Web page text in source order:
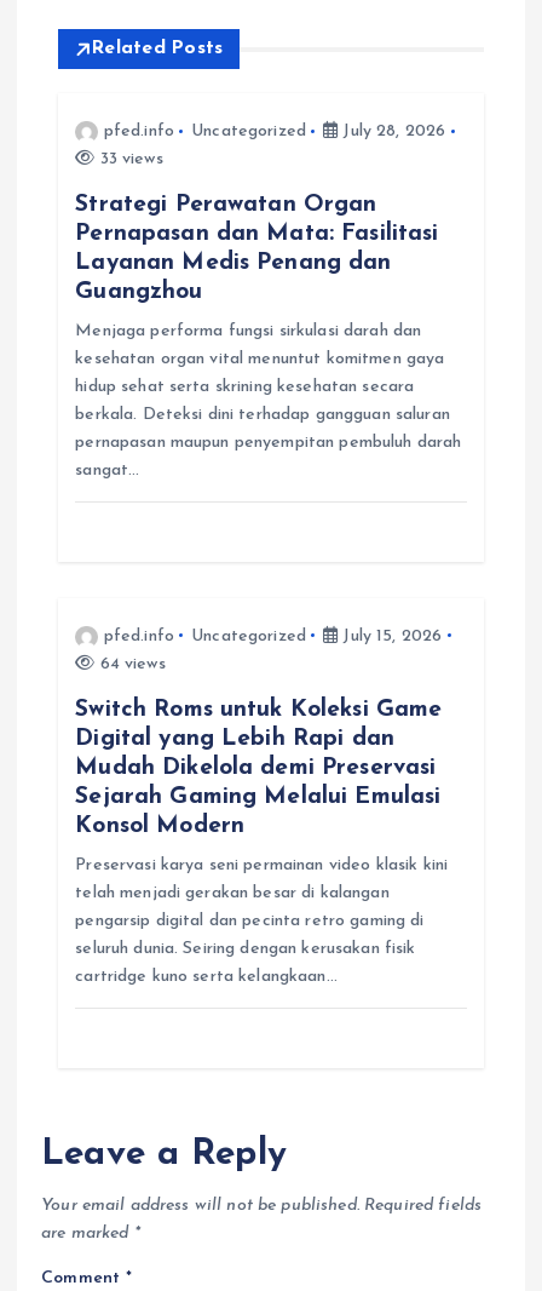
a
v
Related Posts
pfed.info Uncategorized
July 28, 2026
33 views
Strategi Perawatan Organ
Pernapasan dan Mata: Fasilitasi
Layanan Medis Penang dan
Guangzhou
Menjaga performa fungsi sirkulasi darah dan
kesehatan organ vital menuntut komitmen gaya
hidup sehat serta skrining kesehatan secara
berkala. Deteksi dini terhadap gangguan saluran
pernapasan maupun penyempitan pembuluh darah
sangat…
pfed.info Uncategorized
July 15, 2026
64 views
Switch Roms untuk Koleksi Game
Digital yang Lebih Rapi dan
Mudah Dikelola demi Preservasi
Sejarah Gaming Melalui Emulasi
Konsol Modern
Preservasi karya seni permainan video klasik kini
telah menjadi gerakan besar di kalangan
pengarsip digital dan pecinta retro gaming di
seluruh dunia. Seiring dengan kerusakan fisik
cartridge kuno serta kelangkaan…
Leave a Reply
Your email address will not be published. Required fields
are marked *
Comment*